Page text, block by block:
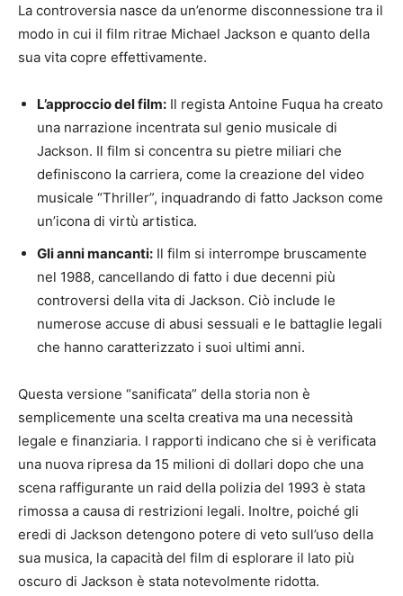
La controversia nasce da un’enorme disconnessione tra il
modo in cui il film ritrae Michael Jackson e quanto della
sua vita copre effettivamente.
L’approccio del film: Il regista Antoine Fuqua ha creato
una narrazione incentrata sul genio musicale di
Jackson. Il film si concentra su pietre miliari che
definiscono la carriera, come la creazione del video
musicale “Thriller”, inquadrando di fatto Jackson come
un’icona di virtù artistica.
Gli anni mancanti: Il film si interrompe bruscamente
nel 1988, cancellando di fatto i due decenni più
controversi della vita di Jackson. Ciò include le
numerose accuse di abusi sessuali e le battaglie legali
che hanno caratterizzato i suoi ultimi anni.
Questa versione “sanificata” della storia non è
semplicemente una scelta creativa ma una necessità
legale e finanziaria. I rapporti indicano che si è verificata
una nuova ripresa da 15 milioni di dollari dopo che una
scena raffigurante un raid della polizia del 1993 è stata
rimossa a causa di restrizioni legali. Inoltre, poiché gli
eredi di Jackson detengono potere di veto sull’uso della
sua musica, la capacità del film di esplorare il lato più
oscuro di Jackson è stata notevolmente ridotta.